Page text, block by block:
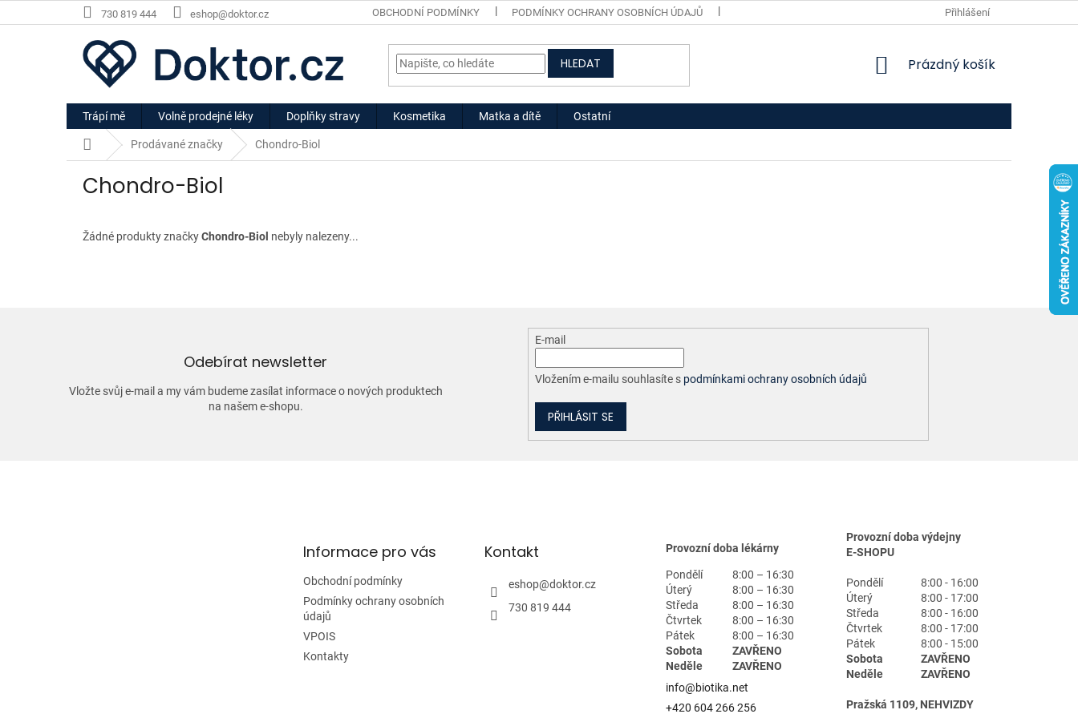
na
730 819 444 eshop@doktor.cz OBCHODNÍ PODMÍNKY PODMÍNKY OCHRANY OSOBNÍCH ÚDAJŮ Přihlášení
HLEDAT
NÁKUPNÍ
Prázdný košík
Trápí mě Volně prodejné léky Doplňky stravy Kosmetika Matka a dítě Ostatní
Domů Prodávané značky Chondro-Biol
Chondro-Biol
Žádné produkty značkyChondro-Biol nebyly nalezeny...
Odebírat newsletter
Vložte svůj e-mail a my vám budeme zasílat informace o nových produktech
na našem e-shopu.
E-mail
Vložením e-mailu souhlasíte s podmínkami ochrany osobních údajů
PŘIHLÁSIT SE
Informace pro vás
Obchodní podmínky
Podmínky ochrany osobních
údajů
VPOIS
Kontakty
Kontakt
eshop@doktor.cz
730 819 444
Provozní doba lékárny
Pondělí
8:00 – 16:30
Úterý
8:00 – 16:30
Středa
8:00 – 16:30
Čtvrtek
8:00 – 16:30
Pátek
8:00 – 16:30
Sobota
ZAVŘENO
Neděle
ZAVŘENO
info@biotika.net
+420 604 266 256
Provozní doba výdejny
E-SHOPU
Pondělí
8:00 - 16:00
Úterý
8:00 - 17:00
Středa
8:00 - 16:00
Čtvrtek
8:00 - 17:00
Pátek
8:00 - 15:00
Sobota
ZAVŘENO
Neděle
ZAVŘENO
Pražská 1109, NEHVIZDY